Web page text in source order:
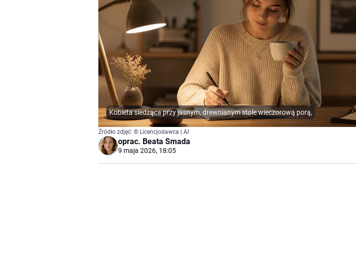
Kobieta siedząca przy jasnym, drewnianym stole wieczorową porą,
Źródło zdjęć: © Licencjodawca | AI
oprac. Beata Smada
9 maja 2026, 18:05